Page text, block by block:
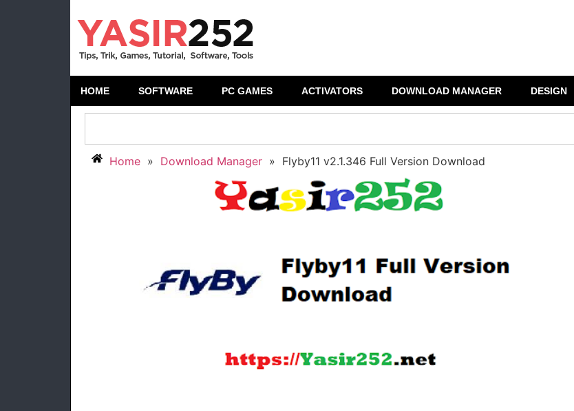
HOME SOFTWARE PC GAMES ACTIVATORS DOWNLOAD MANAGER DESIGN
Home » Download Manager » Flyby11 v2.1.346 Full Version Download